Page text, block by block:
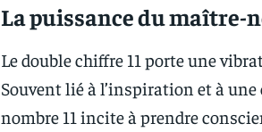
La puissance du maître-
Le double chiffre 11 porte une
Souvent lié à l’inspiration et à
nombre 11 incite à prendre